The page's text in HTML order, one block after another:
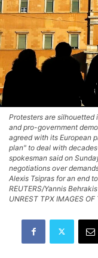
Protesters are
and pro-government
agreed with its European
plan" to deal with
spokesman said on
negotiations over
Alexis Tsipras for an end
REUTERS/Yannis
UNREST TPX IMAGES OF